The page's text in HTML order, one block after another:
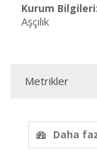
Kurum Bilgileri:
Aşçılık
Metrikler
Daha